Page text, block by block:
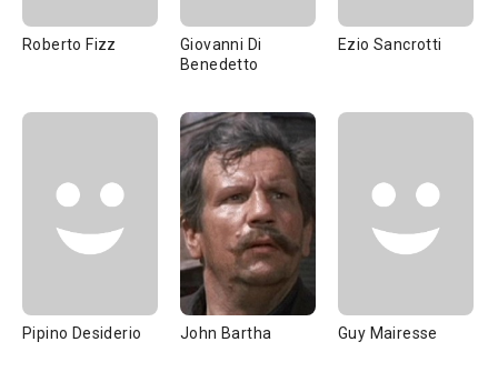
Roberto Fizz
Giovanni Di
Benedetto
Ezio Sancrotti
Pipino Desiderio John Bartha Guy Mairesse